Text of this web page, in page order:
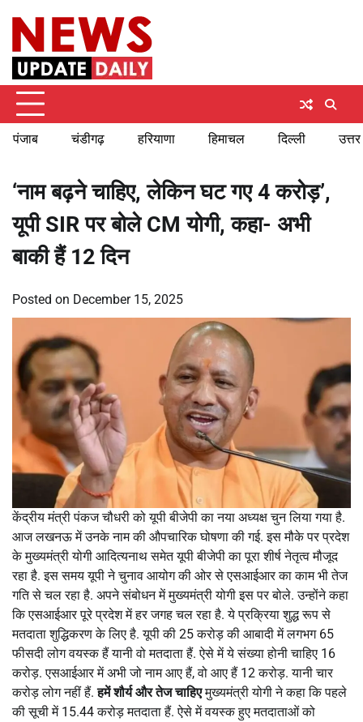
content
पंजाब चंडीगढ़ हरियाणा हिमाचल दिल्ली
‘नाम बढ़ने चाहिए, लेकिन घट गए 4 करोड़’,
यूपी SIR पर बोले CM योगी, कहा- अभी
बाकी हैं 12 दिन
Posted on December 15, 2025
केंद्रीय मंत्री पंकज चौधरी को यूपी बीजेपी का नया अध्यक्ष चुन लिया गया है.
आज लखनऊ में उनके नाम की औपचारिक घोषणा की गई. इस मौके पर प्रदेश
के मुख्यमंत्री योगी आदित्यनाथ समेत यूपी बीजेपी का पूरा शीर्ष नेतृत्व मौजूद
रहा है. इस समय यूपी ने चुनाव आयोग की ओर से एसआईआर का काम भी तेज
गति से चल रहा है. अपने संबोधन में मुख्यमंत्री योगी इस पर बोले. उन्होंने कहा
कि एसआईआर पूरे प्रदेश में हर जगह चल रहा है. ये प्रक्रिया शुद्ध रूप से
मतदाता शुद्धिकरण के लिए है. यूपी की 25 करोड़ की आबादी में लगभग 65
फीसदी लोग वयस्क हैं यानी वो मतदाता हैं. ऐसे में ये संख्या होनी चाहिए 16
करोड़. एसआईआर में अभी जो नाम आए हैं, वो आए हैं 12 करोड़. यानी चार
करोड़ लोग नहीं हैं.हमें शौर्य और तेज चाहिएमुख्यमंत्री योगी ने कहा कि पहले
की सूची में 15.44 करोड़ मतदाता हैं. ऐसे में वयस्क हुए मतदाताओं को